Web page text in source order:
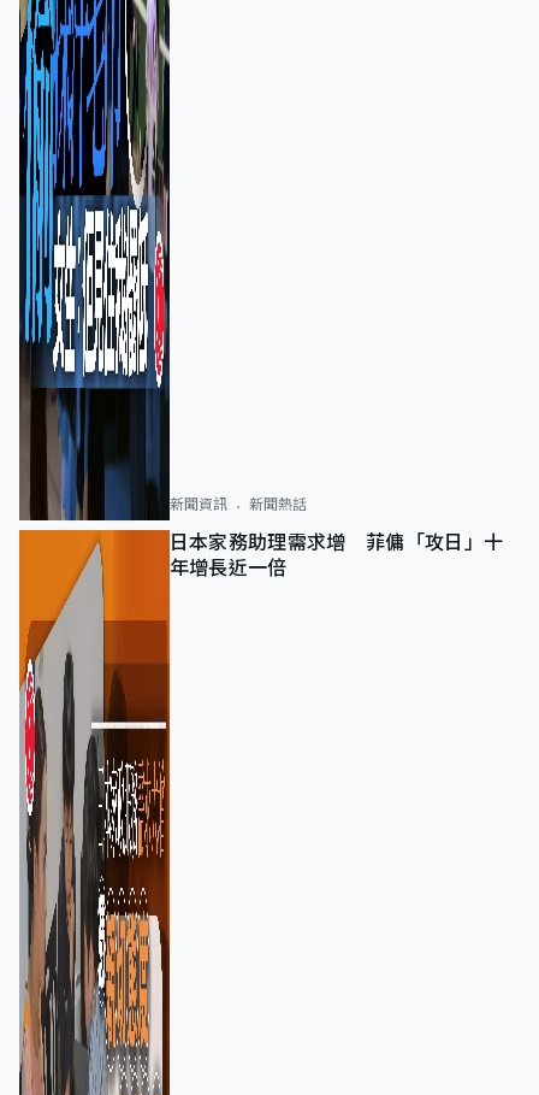
新聞資訊 新聞熱話
日本家務助理需求增 菲傭「攻日」十
年增長近一倍